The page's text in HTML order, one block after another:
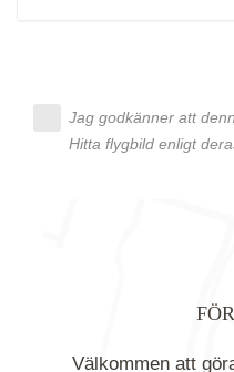
Jag godkänner att
Hitta flygbild enligt
Välkommen att